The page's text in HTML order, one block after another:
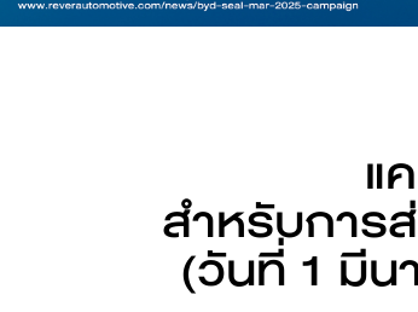
EV แ
สำหรับการ
(วันที่ 1 มีน